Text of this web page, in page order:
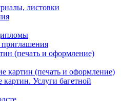
листовки
(печать и оформление)
картин (печать и оформление)
Услуги багетной